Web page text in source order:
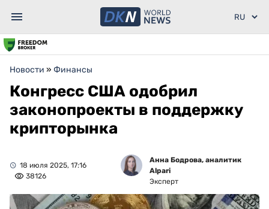
Новости » Финансы
Конгресс США одобрил
законопроекты в поддержку
крипторынка
18 июля 2025, 17:16
38126
Анна Бодрова, аналитик
Alpari
Эксперт